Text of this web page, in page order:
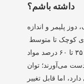
داشته باشم؟
پلیمر و اندازه
کوچک تا متوسط
معمولی، مواد جامد کیکی را در محدوده ۳۵ تا ۶۰ درصد مواد
می‌آورند؛ توان
اما قابل تغییر